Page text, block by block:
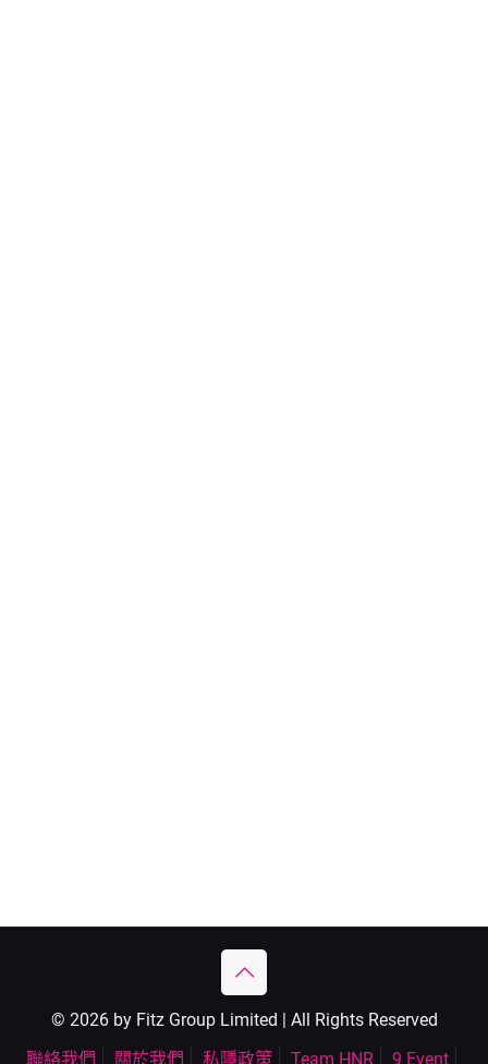
© 2026 by Fitz Group Limited | All Rights Reserved
聯絡我們
關於我們 私隱政策 Team HNR 9 Event